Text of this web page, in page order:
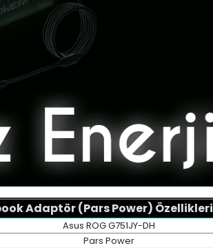
Adaptör (Pars Power) Özellikleri
Asus ROG G751JY-DH
Pars Power